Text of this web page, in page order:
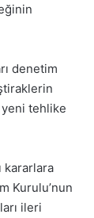
denetim
tehlike
kararlara
Kurulu’nun
ileri